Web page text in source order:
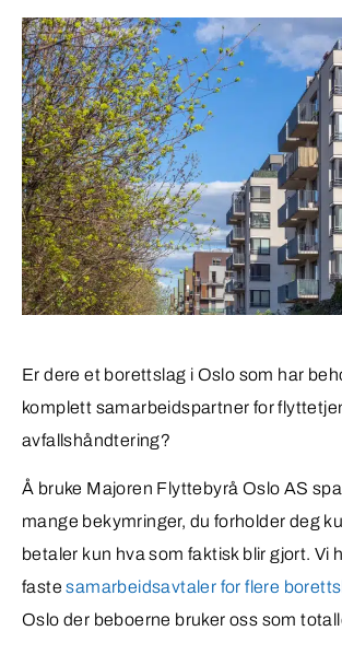
Er dere et borettslag i Oslo som har
komplett samarbeidspartner for
avfallshåndtering?
Å bruke Majoren Flyttebyrå Oslo AS
mange bekymringer, du forholder deg
betaler kun hva som faktisk blir gjort. Vi
fastesamarbeidsavtaler for flere
Oslo der beboerne bruker oss som